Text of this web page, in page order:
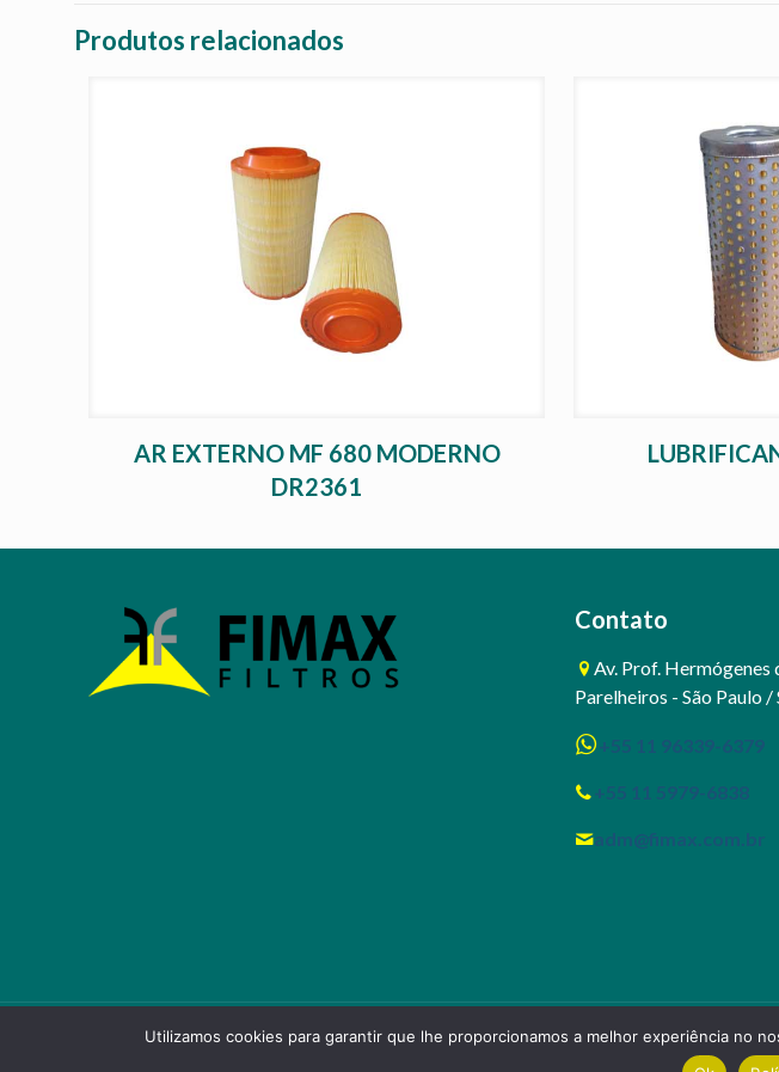
Produtos relacionados
AR EXTERNO MF 680 MODERNO
DR2361
Contato
Av. Prof. Hermógenes
Parelheiros - São Paulo
+55 11 96339-6379
+55 11 5979-6838
adm@fimax.com.br
©2024 Fimax Ind. Com. de Filtros Ltda EPP - CNPJ: 05.900.462/0001-89 - IE:
Utilizamos cookies para garantir que lhe proporcionamos a melhor experiência no